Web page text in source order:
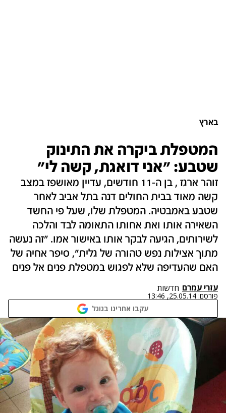
בארץ
המטפלת ביקרה את התינוק
שטבע: "אני דואגת, קשה לי"
זוהר ארגז , בן ה-11 חודשים, עדיין מאושפז במצב
קשה מאוד בבית החולים דנה בתל אביב לאחר
שטבע באמבטיה. המטפלת שלו, שעל פי החשד
השאירה אותו ואת אחותו התאומה לבד והלכה
לשירותים, הגיעה לבקר אותו באישור אמו. "זה נעשה
מתוך אצילות נפש טהורה של גלית", סיפר אחיה של
האם שהעדיפה שלא לפגוש במטפלת פנים אל פנים
עזרי עמרם חדשות
פורסם: 25.05.14, 13:46
עקבו אחרינו בגוגל